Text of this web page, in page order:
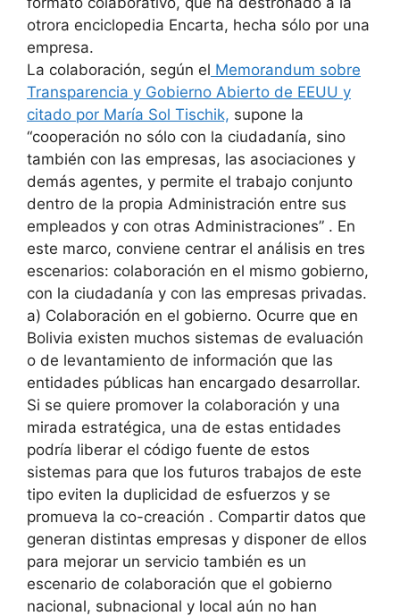
otrora enciclopedia Encarta, hecha sólo por una
empresa.
La colaboración, según el Memorandum sobre
Transparencia y Gobierno Abierto de EEUU y
citado por María Sol Tischik, supone la
“cooperación no sólo con la ciudadanía, sino
también con las empresas, las asociaciones y
demás agentes, y permite el trabajo conjunto
dentro de la propia Administración entre sus
empleados y con otras Administraciones” . En
este marco, conviene centrar el análisis en tres
escenarios: colaboración en el mismo gobierno,
con la ciudadanía y con las empresas privadas.
a) Colaboración en el gobierno. Ocurre que en
Bolivia existen muchos sistemas de evaluación
o de levantamiento de información que las
entidades públicas han encargado desarrollar.
Si se quiere promover la colaboración y una
mirada estratégica, una de estas entidades
podría liberar el código fuente de estos
sistemas para que los futuros trabajos de este
tipo eviten la duplicidad de esfuerzos y se
promueva la co-creación . Compartir datos que
generan distintas empresas y disponer de ellos
para mejorar un servicio también es un
escenario de colaboración que el gobierno
nacional, subnacional y local aún no han